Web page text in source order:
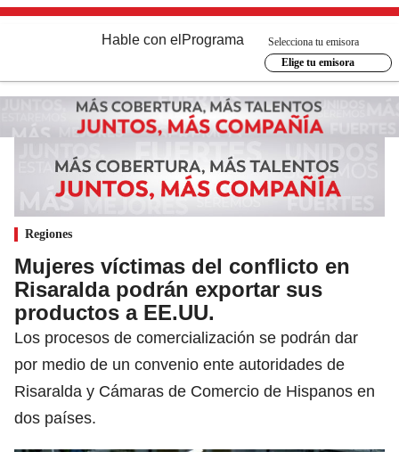
Hable con el Programa
Selecciona tu emisora
Elige tu emisora
Regiones
Mujeres víctimas del conflicto en
Risaralda podrán exportar sus
productos a EE.UU.
Los procesos de comercialización se podrán dar
por medio de un convenio ente autoridades de
Risaralda y Cámaras de Comercio de Hispanos en
dos países.